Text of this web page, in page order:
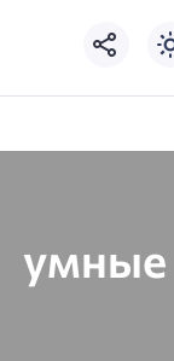
умные